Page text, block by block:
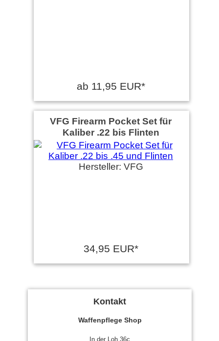
ab 11,95 EUR*
VFG Firearm Pocket Set für
Kaliber .22 bis Flinten
Hersteller: VFG
34,95 EUR*
Kontakt
Waffenpflege Shop
In der Loh 36c